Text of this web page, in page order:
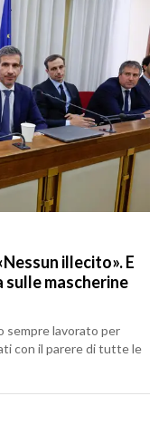
illecito». E
mascherine
sempre lavorato per
con il parere di tutte le